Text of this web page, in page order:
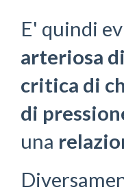
E' quindi
arteriosa
critica di
di
una